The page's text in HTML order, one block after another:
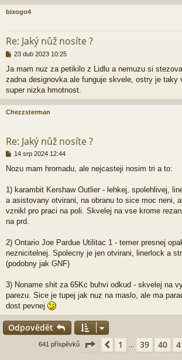
bixogo4
Re: Jaký nůž nosíte ?
P
í
s
p
v
e
23 dub 2023 10:25
Ja mam nuz za petikilo z Lidlu a nemuzu si
zadna designovka ale funguje skvele, ostry je taky
super nizka hmotnost.
Chezzsterman
Re: Jaký nůž nosíte ?
P
í
p
e
k
14 srp 2024 12:44
Nozu mam hromadu, ale nejcasteji nosim tri a to:
1) karambit Kershaw Outlier - lehkej, spolehlivej,
a asistovany otvirani, na obranu to sice moc neni,
vznikl pro praci na poli. Skvelej na vse krome
na prd.
2) Ontario Joe Pardue Utilitac 1 - temer presnej
neznicitelnej. Spolecny je jen otvirani, linerlock a
(podobny jak GNF)
3) Noname shit za 65Kc buhvi odkud - skvelej na
parezu. Sice je tupej jak nuz na maslo, ale ma
dost pevnej
Odpovědět
641 příspěvků Stránka z43
Předchozí
1 39 40